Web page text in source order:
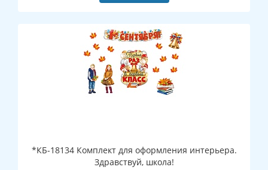
*КБ-18134 Комплект для оформления интерьера.
Здравствуй, школа!